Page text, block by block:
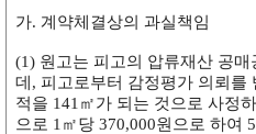
가. 계약체결상의 과실책임
(1) 원고는 피고의 압류재산 공
데, 피고로부터 감정평가 의뢰를
적을 141㎡가 되는 것으로 사정
으로 1㎡당 370,000원으로 하여